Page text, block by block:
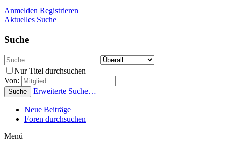
Anmelden Registrieren
Aktuelles Suche
Suche
Nur Titel durchsuchen
Von:
Suche Erweiterte Suche…
Neue Beiträge
Foren durchsuchen
Menü